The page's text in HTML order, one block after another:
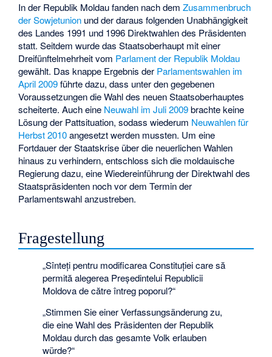
In der Republik Moldau fanden nach demZusammenbruch
der Sowjetunion und der daraus folgenden Unabhängigkeit
des Landes 1991 und 1996 Direktwahlen des Präsidenten
statt. Seitdem wurde das Staatsoberhaupt mit einer
Dreifünftelmehrheit vom Parlament der Republik Moldau
gewählt. Das knappe Ergebnis der Parlamentswahlen im
April 2009führte dazu, dass unter den gegebenen
Voraussetzungen die Wahl des neuen Staatsoberhauptes
scheiterte. Auch eine Neuwahl im Juli 2009brachte keine
Lösung der Pattsituation, sodass wiederum Neuwahlen für
Herbst 2010angesetzt werden mussten. Um eine
Fortdauer der Staatskrise über die neuerlichen Wahlen
hinaus zu verhindern, entschloss sich die moldauische
Regierung dazu, eine Wiedereinführung der Direktwahl des
Staatspräsidenten noch vor dem Termin der
Parlamentswahl anzustreben.
Fragestellung
„Sînteți pentru modificarea Constituției care să
permită alegerea Președintelui Republicii
Moldova de către întreg poporul?“
„Stimmen Sie einer Verfassungsänderung zu,
die eine Wahl des Präsidenten der Republik
Moldau durch das gesamte Volk erlauben
würde?“